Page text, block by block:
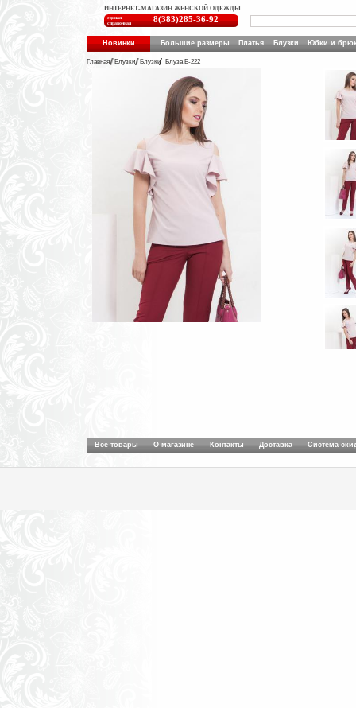
ИНТЕРНЕТ-МАГАЗИН ЖЕНСКОЙ ОДЕЖДЫ
единая
справочная
8(383)285-36-92
Новинки Большие размеры Платья Блузки Юбки и
Главная Блузки Блузки Блуза Б-222
Все товары О магазине Контакты Доставка Система